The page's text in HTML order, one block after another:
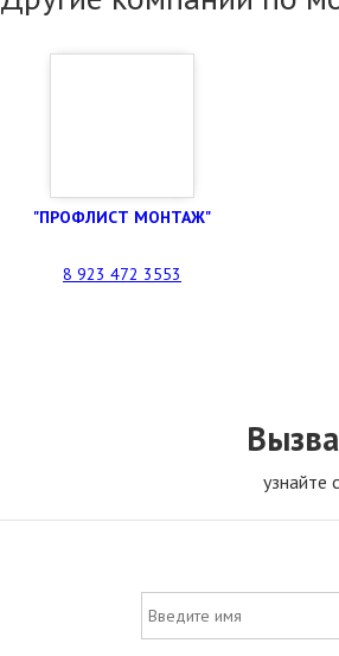
"ПРОФЛИСТ МОНТАЖ"
8 923 472 3553
узнайте